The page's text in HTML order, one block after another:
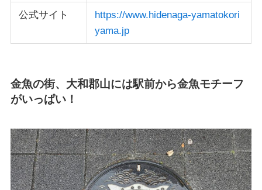
公式サイト
https://www.hidenaga-yamatokori
yama.jp
金魚の街、大和郡山には駅前から金魚モチーフ
がいっぱい！